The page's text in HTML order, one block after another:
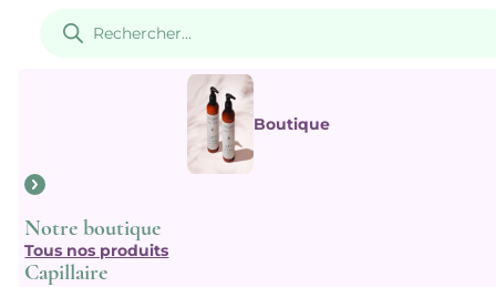
produits
Boutique
Notre boutique
Tous nos produits
Capillaire